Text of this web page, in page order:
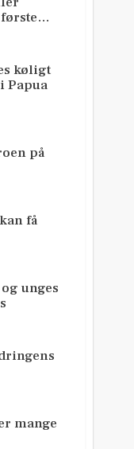
første…
køligt
Papua
på
få
unges
mange